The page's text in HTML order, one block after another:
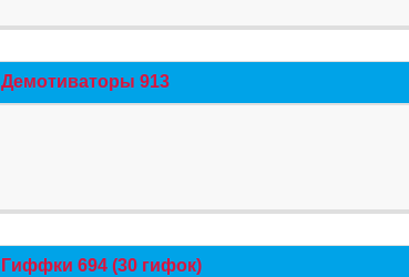
Демотиваторы 913
Гиффки 694 (30 гифок)